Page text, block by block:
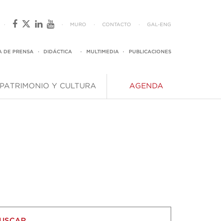
· · MURO · CONTACTO · GAL- ENG
DE PRENSA · DIDÁCTICA · MULTIMEDIA · PUBLICACIONES
PATRIMONIO Y CULTURA AGENDA